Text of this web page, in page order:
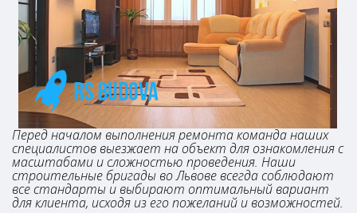
Перед началом выполнения ремонта команда наших
специалистов выезжает на объект для ознакомления с
масштабами и сложностью проведения. Наши
строительные бригады во Львове всегда соблюдают
все стандарты и выбирают оптимальный вариант
для клиента, исходя из его пожеланий и возможностей.